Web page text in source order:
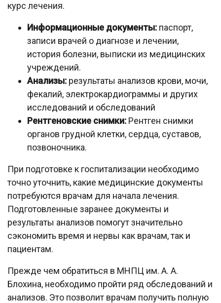
курс лечения.
Информационные документы: паспорт,
записи врачей о диагнозе и лечении,
история болезни, выписки из медицинских
учреждений.
Анализы: результаты анализов крови, мочи,
фекалий, электрокардиограммы и других
исследований и обследований
Рентгеновские снимки: Рентген снимки
органов грудной клетки, сердца, суставов,
позвоночника.
При подготовке к госпитализации необходимо
точно уточнить, какие медицинские документы
потребуются врачам для начала лечения.
Подготовленные заранее документы и
результаты анализов помогут значительно
сэкономить время и нервы как врачам, так и
пациентам.
Прежде чем обратиться в МНПЦ им. А. А.
Блохина, необходимо пройти ряд обследований и
анализов. Это позволит врачам получить полную